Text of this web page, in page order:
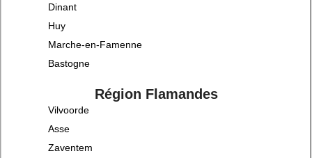
Dinant
Huy
Marche-en-Famenne
Bastogne
Région Flamandes
Vilvoorde
Asse
Zaventem